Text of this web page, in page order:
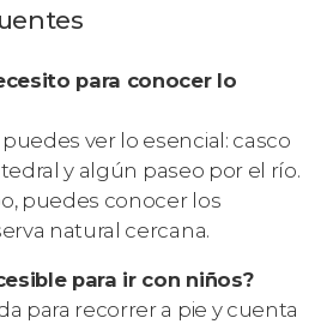
para conocer lo
ver lo esencial: casco
y algún paseo por el río.
puedes conocer los
natural cercana.
para ir con niños?
para recorrer a pie y cuenta